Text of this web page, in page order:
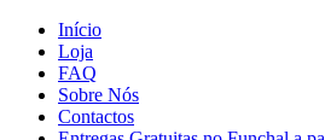
Início
Loja
FAQ
Sobre Nós
Contactos